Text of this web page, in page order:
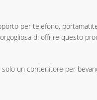
per telefono,
di offrire questo
un contenitore per